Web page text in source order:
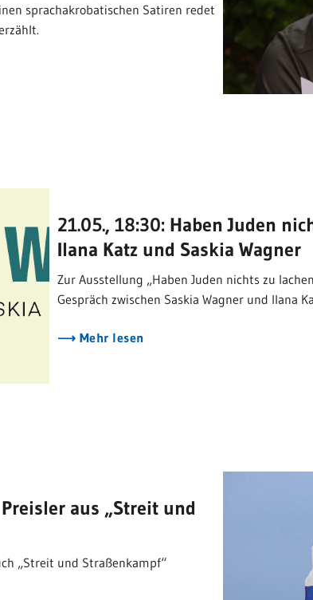
sprachakrobatischen Satiren redet
21.05., 18:30: Haben Juden
Ilana Katz und Saskia Wagner
Zur Ausstellung „Haben Juden nichts zu
Gespräch zwischen Saskia Wagner und Ilana
Mehr lesen
aus „Streit und
„Streit und Straßenkampf“